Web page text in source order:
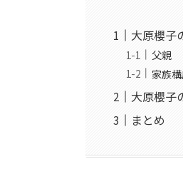
大原櫻子
父親
家族
大原櫻子
まとめ